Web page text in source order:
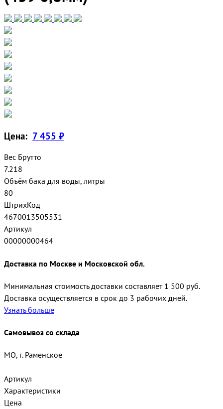
Цена: 7 455 ₽
Вес Брутто
7.218
Объём бака для воды, литры
80
ШтрихКод
4670013505531
Артикул
00000000464
Доставка по Москве и Московской обл.
Минимальная стоимость доставки составляет 1 500 руб.
Доставка осуществляется в срок до 3 рабочих дней.
Узнать больше
Самовывоз со склада
МО, г. Раменское
Артикул
Характеристики
Цена